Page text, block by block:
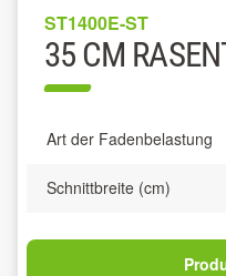
ST1400E-ST
35 CM
Art der Fadenbelastung
Schnittbreite (cm)